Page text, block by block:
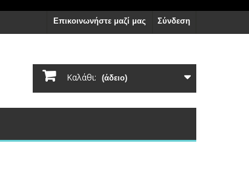
Σύνδεση
Επικοινωνήστε μαζί μας
Καλάθι: (άδειο)